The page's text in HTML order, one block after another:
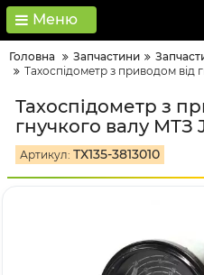
Меню
Головна Запчастини
Тахоспідометр з приводом від
Тахоспідометр з
гнучкого валу МТЗ
Артикул: ТХ135-3813010